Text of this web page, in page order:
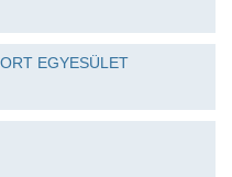
EGYESÜLET